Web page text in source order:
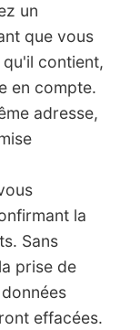
un
que vous
contient,
en compte.
adresse,
la
Sans
prise de
effacées.